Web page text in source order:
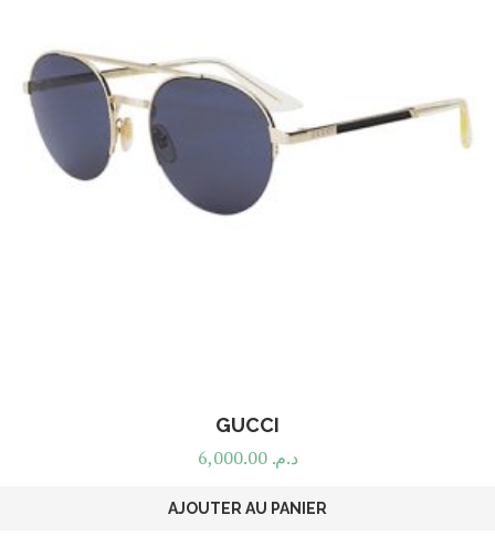
GUCCI
د.م. 6,000.00
AJOUTER AU PANIER